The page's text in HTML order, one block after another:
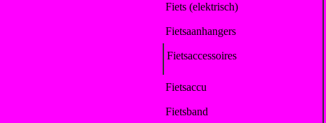
Fiets (elektrisch)
Fietsaanhangers
Fietsaccessoires
Fietsaccu
Fietsband